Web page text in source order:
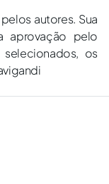
autores. Sua
aprovação pelo
os